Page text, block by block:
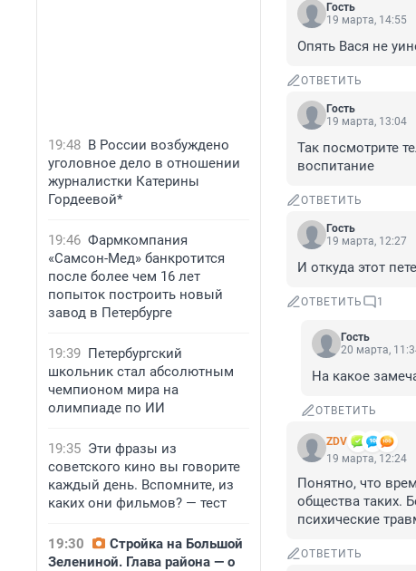
19:48 В России возбуждено
уголовное дело в отношении
журналистки Катерины
Гордеевой*
19:46 Фармкомпания
«Самсон-Мед» банкротится
после более чем 16 лет
попыток построить новый
завод в Петербурге
19:39 Петербургский
школьник стал абсолютным
чемпионом мира на
олимпиаде по ИИ
19:35 Эти фразы из
советского кино вы говорите
каждый день. Вспомните, из
каких они фильмов? — тест
19:30
Стройка на Большой
Зелениной. Глава района — о
Гость
19 марта, 14:55
Опять Вася не
ОТВЕТИТЬ
Гость
19 марта, 13:04
Так посмотрите
воспитание
ОТВЕТИТЬ
Гость
19 марта, 12:27
И откуда этот
ОТВЕТИТЬ 1
Гость
20 марта,
На какое
ОТВЕТИТЬ
ZDV
19 марта, 12:24
Понятно, что
общества таких.
психические
ОТВЕТИТЬ